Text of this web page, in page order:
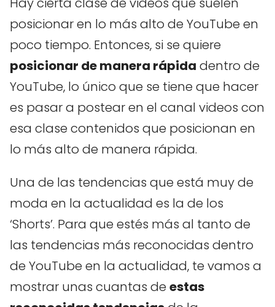
posicionar en lo más alto de YouTube en
poco tiempo. Entonces, si se quiere
posicionar de manera rápida dentro de
YouTube, lo único que se tiene que hacer
es pasar a postear en el canal videos con
esa clase contenidos que posicionan en
lo más alto de manera rápida.
Una de las tendencias que está muy de
moda en la actualidad es la de los
‘Shorts’. Para que estés más al tanto de
las tendencias más reconocidas dentro
de YouTube en la actualidad, te vamos a
mostrar unas cuantas de estas